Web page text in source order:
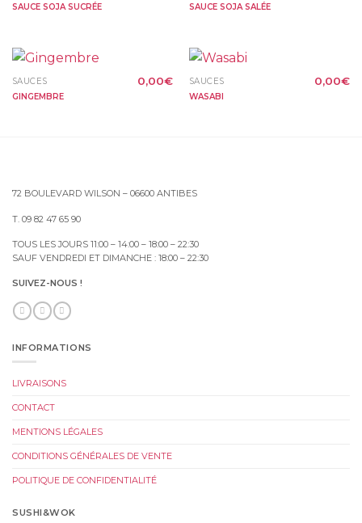
SAUCE SOJA SUCRÉE
SAUCE SOJA SALÉE
SAUCES
GINGEMBRE
0,00€
SAUCES
WASABI
0,00€
72 BOULEVARD WILSON – 06600 ANTIBES
T. 09 82 47 65 90
TOUS LES JOURS 11:00 – 14:00 – 18:00 – 22:30
SAUF VENDREDI ET DIMANCHE : 18:00 – 22:30
SUIVEZ-NOUS !
INFORMATIONS
LIVRAISONS
CONTACT
MENTIONS LÉGALES
CONDITIONS GÉNÉRALES DE VENTE
POLITIQUE DE CONFIDENTIALITÉ
SUSHI&WOK